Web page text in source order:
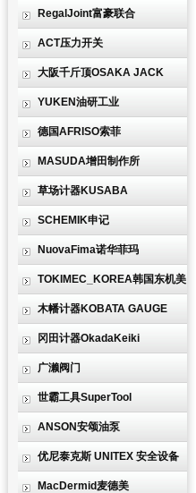
RegalJoint富豪联合
ACT压力开关
大阪千斤顶OSAKA JACK
YUKEN油研工业
德国AFRISO索菲
MASUDA增田制作所
草场计器KUSABA
SCHEMIK申记
NuovaFima诺华菲玛
TOKIMEC_KOREA韩国东机美
木幡计器KOBATA GAUGE
冈田计器OkadaKeiki
广濑阀门
世霸工具SuperTool
ANSON安颂油泵
优尼泰克斯 UNITEX 安全设备
MacDermid麦德美